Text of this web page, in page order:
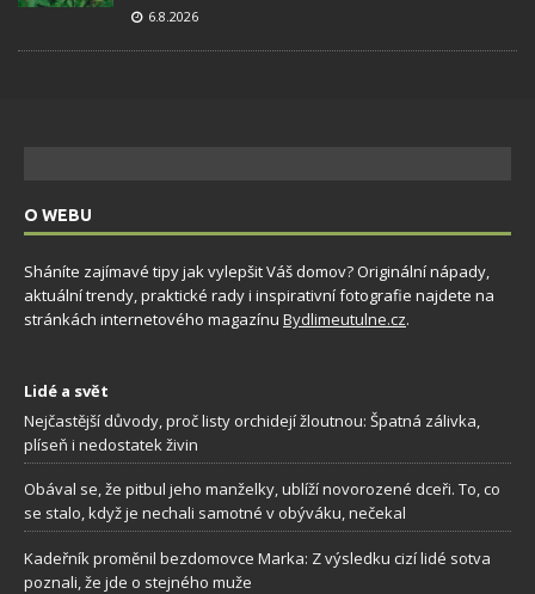
6.8.2026
O WEBU
Sháníte zajímavé tipy jak vylepšit Váš domov? Originální nápady,
aktuální trendy, praktické rady i inspirativní fotografie najdete na
stránkách internetového magazínu Bydlimeutulne.cz.
Lidé a svět
Nejčastější důvody, proč listy orchidejí žloutnou: Špatná zálivka,
plíseň i nedostatek živin
Obával se, že pitbul jeho manželky, ublíží novorozené dceři. To, co
se stalo, když je nechali samotné v obýváku, nečekal
Kadeřník proměnil bezdomovce Marka: Z výsledku cizí lidé sotva
poznali, že jde o stejného muže